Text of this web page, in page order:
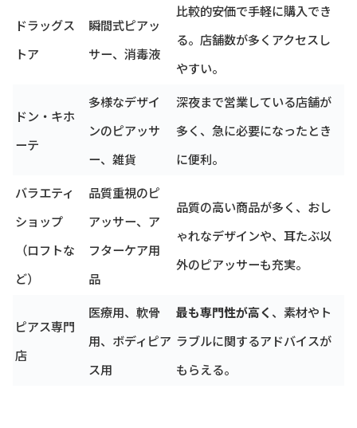
ドラッグス
トア
瞬間式ピアッ
サー、消毒液
比較的安価で手軽に購入でき
る。店舗数が多くアクセスし
やすい。
ドン・キホ
ーテ
多様なデザイ
ンのピアッサ
ー、雑貨
深夜まで営業している店舗が
多く、急に必要になったとき
に便利。
バラエティ
ショップ
（ロフトな
ど）
品質重視のピ
アッサー、ア
フターケア用
品
品質の高い商品が多く、おし
ゃれなデザインや、耳たぶ以
外のピアッサーも充実。
ピアス専門
店
医療用、軟骨
用、ボディピア
ス用
最も専門性が高く 、素材やト
ラブルに関するアドバイスが
もらえる。